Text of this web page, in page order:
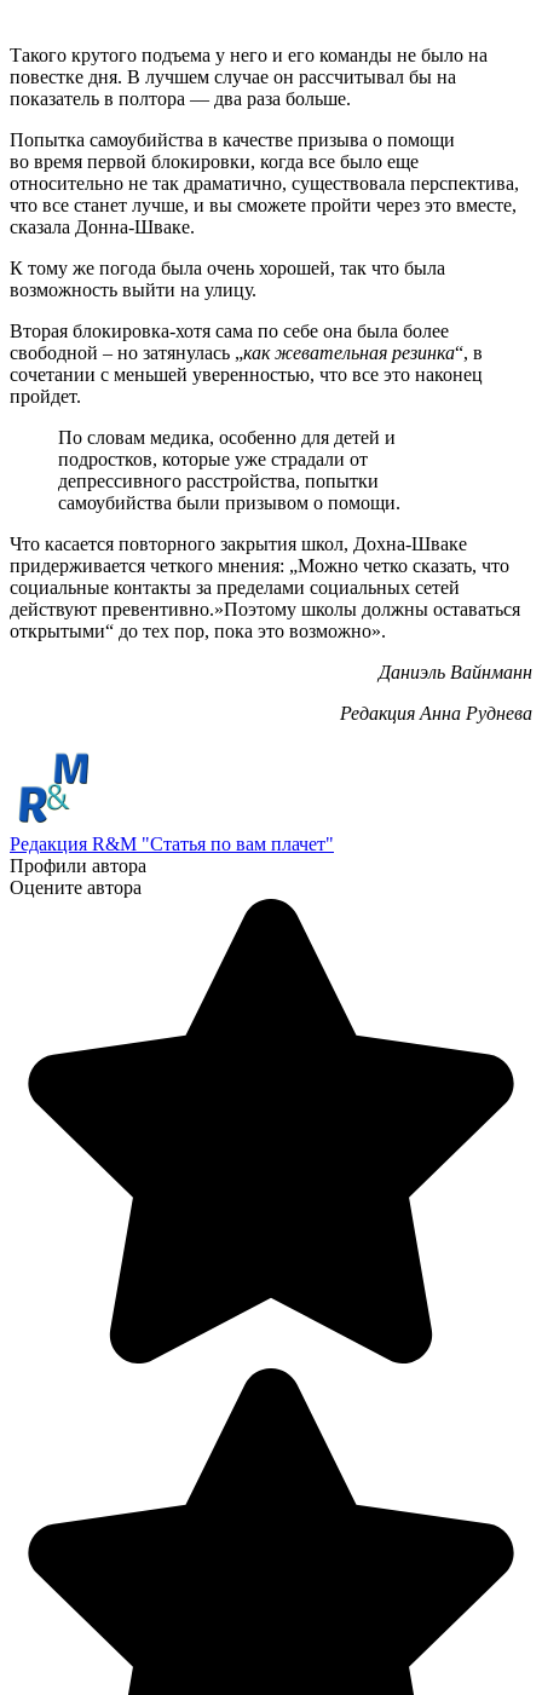
Такого крутого подъема у него и его команды не было на
повестке дня. В лучшем случае он рассчитывал бы на
показатель в полтора — два раза больше.
Попытка самоубийства в качестве призыва о помощи
во время первой блокировки, когда все было еще
относительно не так драматично, существовала перспектива,
что все станет лучше, и вы сможете пройти через это вместе,
сказала Донна-Шваке.
К тому же погода была очень хорошей, так что была
возможность выйти на улицу.
Вторая блокировка-хотя сама по себе она была более
свободной – но затянулась „как жевательная резинка“, в
сочетании с меньшей уверенностью, что все это наконец
пройдет.
По словам медика, особенно для детей и
подростков, которые уже страдали от
депрессивного расстройства, попытки
самоубийства были призывом о помощи.
Что касается повторного закрытия школ, Дохна-Шваке
придерживается четкого мнения: „Можно четко сказать, что
социальные контакты за пределами социальных сетей
действуют превентивно.»Поэтому школы должны оставаться
открытыми“ до тех пор, пока это возможно».
Даниэль Вайнманн
Редакция Анна Руднева
Редакция R&M "Статья по вам плачет"
Профили автора
Оцените автора